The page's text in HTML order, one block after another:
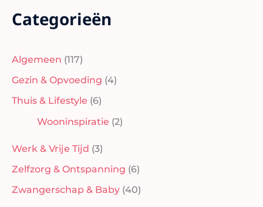
Categorieën
Algemeen (117)
Gezin & Opvoeding (4)
Thuis & Lifestyle (6)
Wooninspiratie (2)
Werk & Vrije Tijd (3)
Zelfzorg & Ontspanning (6)
Zwangerschap & Baby (40)